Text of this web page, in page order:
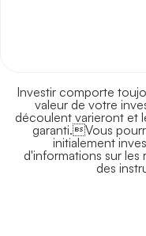
Investir comporte
valeur de votre
découlent varieront et
garanti.Vous
initialement
d'informations sur les
des